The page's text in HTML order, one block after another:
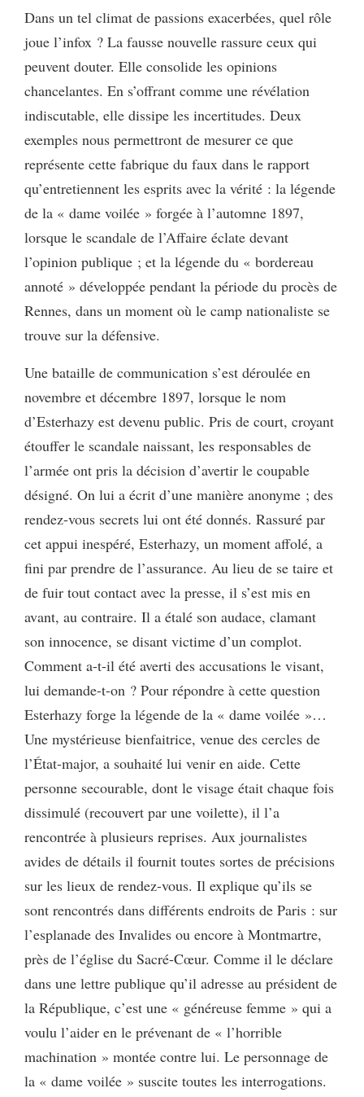
Dans un tel climat de passions exacerbées, quel rôle
joue l’infox ? La fausse nouvelle rassure ceux qui
peuvent douter. Elle consolide les opinions
chancelantes. En s’offrant comme une révélation
indiscutable, elle dissipe les incertitudes. Deux
exemples nous permettront de mesurer ce que
représente cette fabrique du faux dans le rapport
qu’entretiennent les esprits avec la vérité : la légende
de la « dame voilée » forgée à l’automne 1897,
lorsque le scandale de l’Affaire éclate devant
l’opinion publique ; et la légende du « bordereau
annoté » développée pendant la période du procès de
Rennes, dans un moment où le camp nationaliste se
trouve sur la défensive.
Une bataille de communication s’est déroulée en
novembre et décembre 1897, lorsque le nom
d’Esterhazy est devenu public. Pris de court, croyant
étouffer le scandale naissant, les responsables de
l’armée ont pris la décision d’avertir le coupable
désigné. On lui a écrit d’une manière anonyme ; des
rendez-vous secrets lui ont été donnés. Rassuré par
cet appui inespéré, Esterhazy, un moment affolé, a
fini par prendre de l’assurance. Au lieu de se taire et
de fuir tout contact avec la presse, il s’est mis en
avant, au contraire. Il a étalé son audace, clamant
son innocence, se disant victime d’un complot.
Comment a-t-il été averti des accusations le visant,
lui demande-t-on ? Pour répondre à cette question
Esterhazy forge la légende de la « dame voilée »…
Une mystérieuse bienfaitrice, venue des cercles de
l’État-major, a souhaité lui venir en aide. Cette
personne secourable, dont le visage était chaque fois
dissimulé (recouvert par une voilette), il l’a
rencontrée à plusieurs reprises. Aux journalistes
avides de détails il fournit toutes sortes de précisions
sur les lieux de rendez-vous. Il explique qu’ils se
sont rencontrés dans différents endroits de Paris : sur
l’esplanade des Invalides ou encore à Montmartre,
près de l’église du Sacré-Cœur. Comme il le déclare
dans une lettre publique qu’il adresse au président de
la République, c’est une « généreuse femme » qui a
voulu l’aider en le prévenant de « l’horrible
machination » montée contre lui. Le personnage de
la « dame voilée » suscite toutes les interrogations.